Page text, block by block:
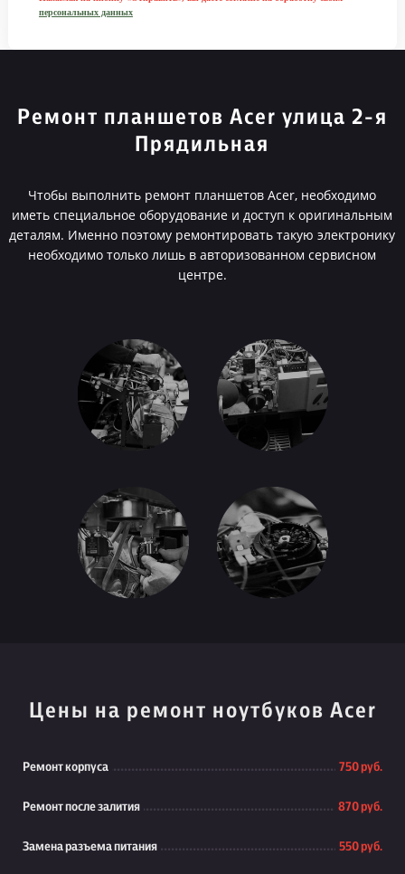
персональных данных
Ремонт планшетов Acer улица 2-я
Прядильная
Чтобы выполнить ремонт планшетов Acer, необходимо
иметь специальное оборудование и доступ к оригинальным
деталям. Именно поэтому ремонтировать такую электронику
необходимо только лишь в авторизованном сервисном
центре.
Цены на ремонт ноутбуков Acer
Ремонт корпуса 750 руб.
Ремонт после залития 870 руб.
Замена разъема питания 550 руб.